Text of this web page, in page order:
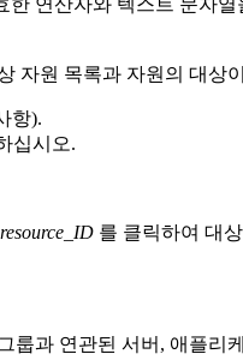
연산자와 텍스트 문자열
자원 목록과 자원의 대상
항).
십시오.
resource_ID 를 클릭하여 대
과 연관된 서버, 애플